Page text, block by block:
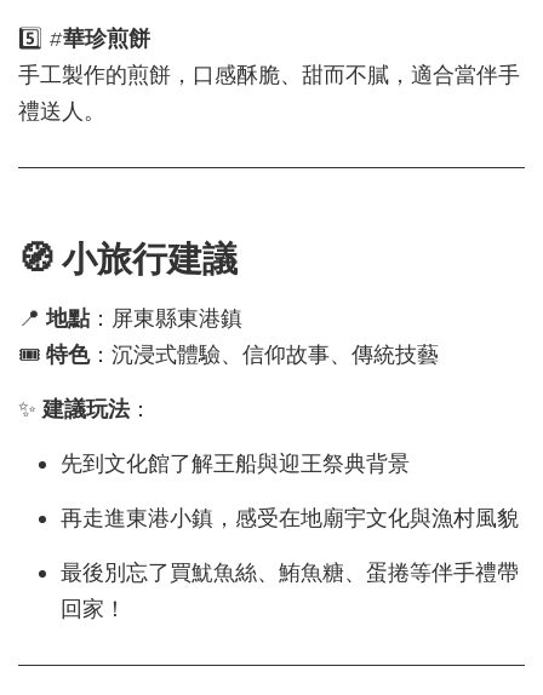
5️⃣ #華珍煎餅
手工製作的煎餅，口感酥脆、甜而不膩，適合當伴手
禮送人。
🧭 小旅行建議
📍地點：屏東縣東港鎮
🎟 特色：沉浸式體驗、信仰故事、傳統技藝
✨建議玩法：
先到文化館了解王船與迎王祭典背景
再走進東港小鎮，感受在地廟宇文化與漁村風貌
最後別忘了買魷魚絲、鮪魚糖、蛋捲等伴手禮帶
回家！